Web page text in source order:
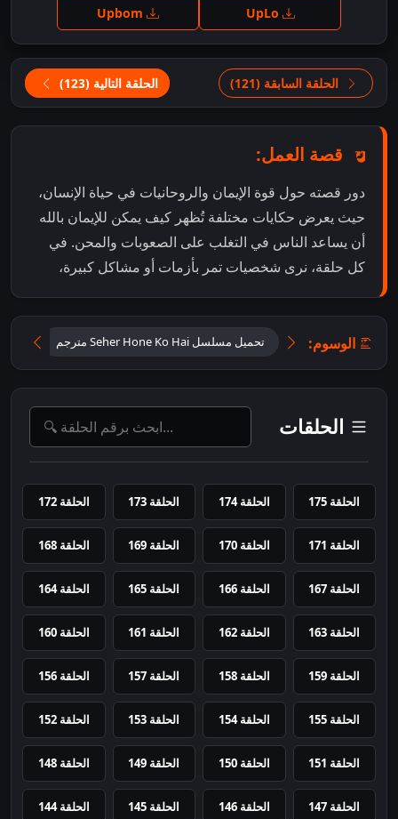
الحلقة السابقة (121) الحلقة التالية (123)
قصة العمل:
دور قصته حول قوة الإيمان والروحانيات في حياة الإنسان،
حيث يعرض حكايات مختلفة تُظهر كيف يمكن للإيمان بالله
أن يساعد الناس في التغلب على الصعوبات والمحن. في
كل حلقة، نرى شخصيات تمر بأزمات أو مشاكل كبيرة،
الوسوم: تحميل مسلسل Seher Hone Ko Hai مترجم
الحلقات
الحلقة 175 الحلقة 174 الحلقة 173 الحلقة 172
الحلقة 171 الحلقة 170 الحلقة 169 الحلقة 168
الحلقة 167 الحلقة 166 الحلقة 165 الحلقة 164
الحلقة 163 الحلقة 162 الحلقة 161 الحلقة 160
الحلقة 159 الحلقة 158 الحلقة 157 الحلقة 156
الحلقة 155 الحلقة 154 الحلقة 153 الحلقة 152
الحلقة 151 الحلقة 150 الحلقة 149 الحلقة 148
الحلقة 147 الحلقة 146 الحلقة 145 الحلقة 144